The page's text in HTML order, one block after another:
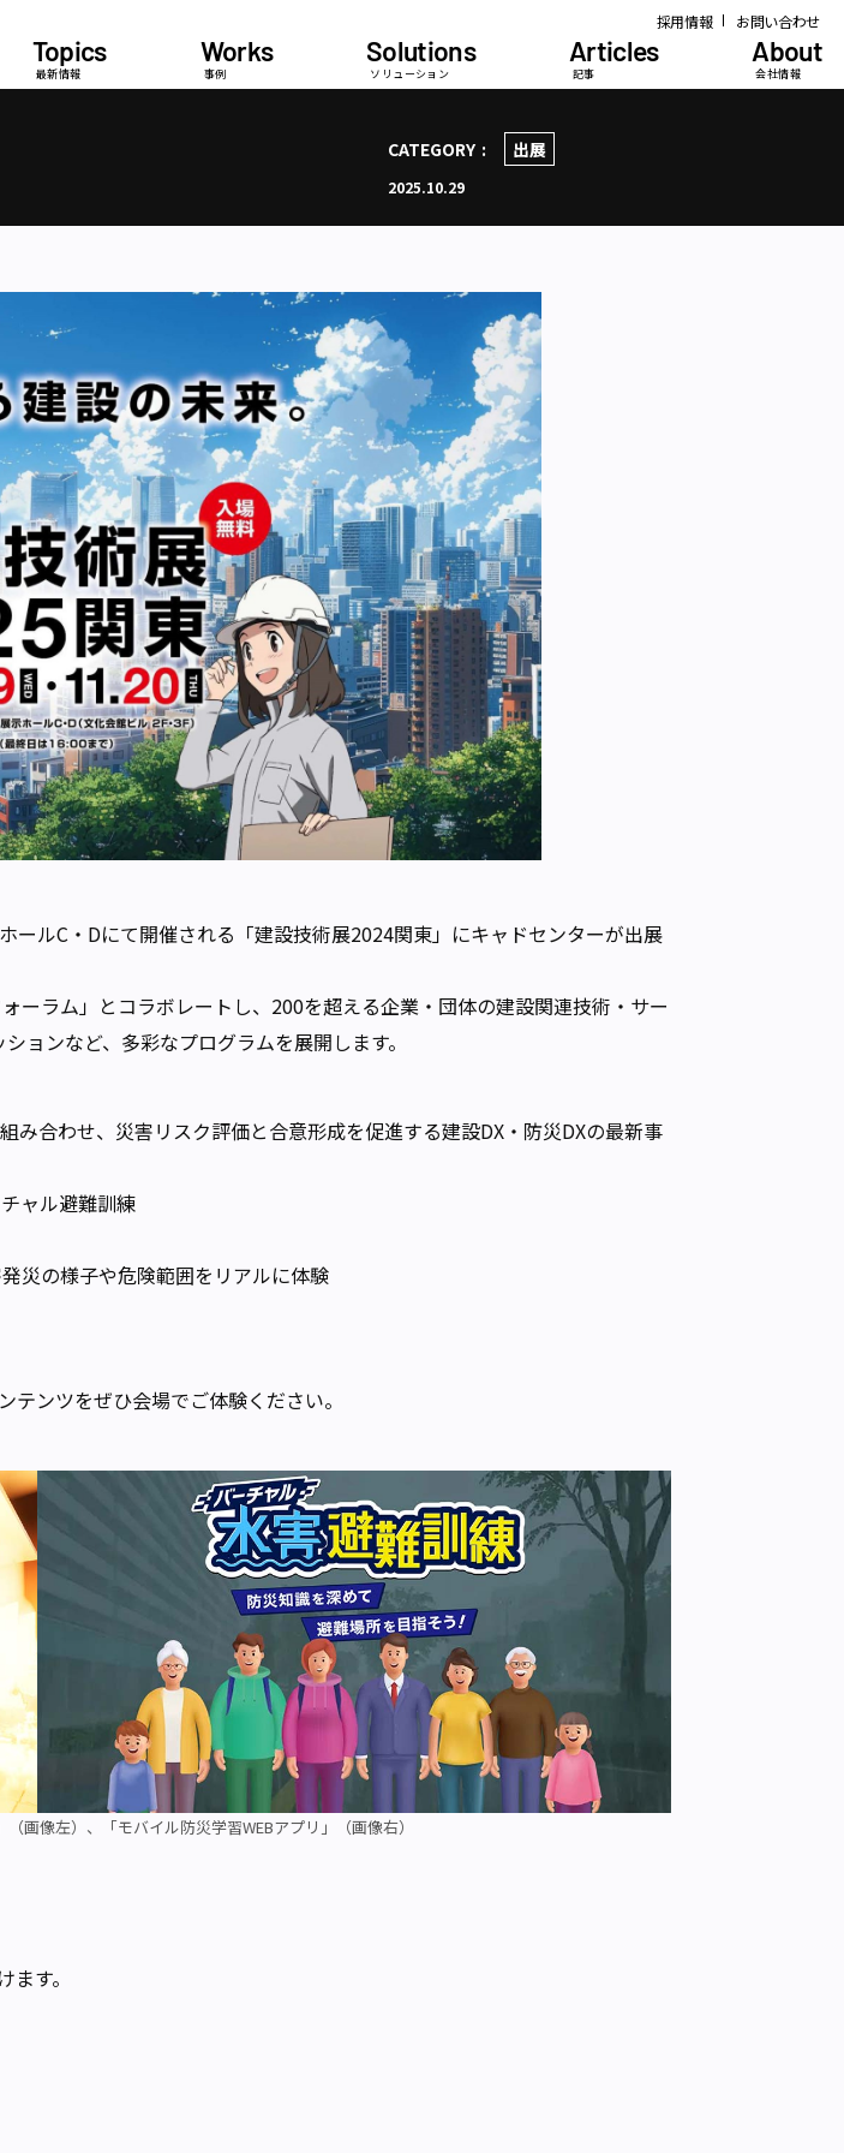
採用情報 お問い合わせ
Topics
最新情報
Works
事例
Solutions
ソリューション
Articles
記事
About
会社情報
CATEGORY 出展
2025.10.29
ルC・Dにて開催される「建設技術展2024関東」にキャドセンターが出展
ーラム」とコラボレートし、200を超える企業・団体の建設関連技術・サー
ョンなど、多彩なプログラムを展開します。
合わせ、災害リスク評価と合意形成を促進する建設DX・防災DXの最新事
ャル避難訓練
災の様子や危険範囲をリアルに体験
ンツをぜひ会場でご体験ください。
画像左）、「モバイル防災学習WEBアプリ」（画像右）
す。